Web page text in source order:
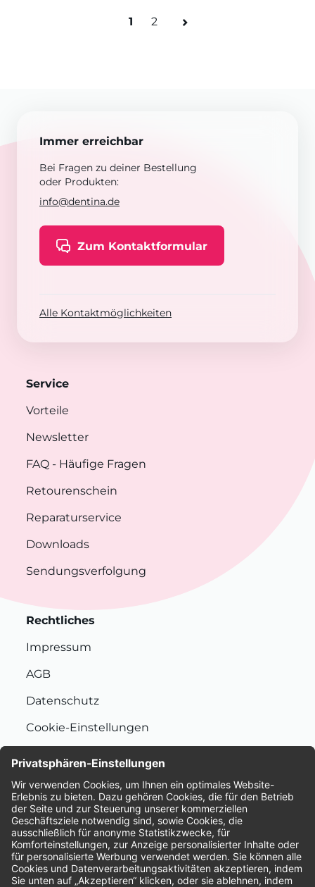
1 2
Immer erreichbar
Bei Fragen zu deiner Bestellung
oder Produkten:
info@dentina.de
Zum Kontaktformular
Alle Kontaktmöglichkeiten
Service
Vorteile
Newsletter
FAQ - Häufige Fragen
Retourenschein
Reparaturservice
Downloads
Sendungsverfolgung
Rechtliches
Impressum
AGB
Datenschutz
Cookie-Einstellungen
Bewertungen